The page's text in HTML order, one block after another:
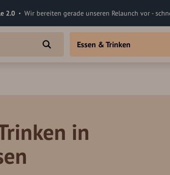
2.0 Wir bereiten gerade unseren Relaunch vor -
Essen & Trinken
in